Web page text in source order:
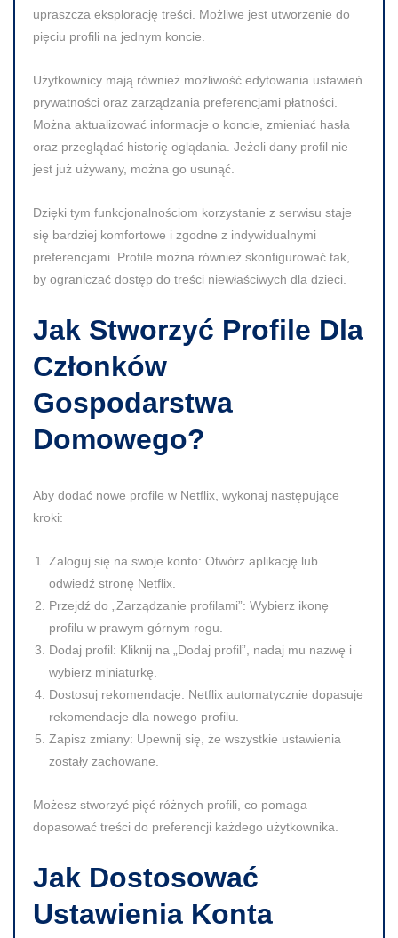
upraszcza eksplorację treści. Możliwe jest utworzenie do
pięciu profili na jednym koncie.
Użytkownicy mają również możliwość edytowania ustawień
prywatności oraz zarządzania preferencjami płatności.
Można aktualizować informacje o koncie, zmieniać hasła
oraz przeglądać historię oglądania. Jeżeli dany profil nie
jest już używany, można go usunąć.
Dzięki tym funkcjonalnościom korzystanie z serwisu staje
się bardziej komfortowe i zgodne z indywidualnymi
preferencjami. Profile można również skonfigurować tak,
by ograniczać dostęp do treści niewłaściwych dla dzieci.
Jak Stworzyć Profile Dla
Członków
Gospodarstwa
Domowego?
Aby dodać nowe profile w Netflix, wykonaj następujące
kroki:
Zaloguj się na swoje konto: Otwórz aplikację lub
odwiedź stronę Netflix.
Przejdź do „Zarządzanie profilami”: Wybierz ikonę
profilu w prawym górnym rogu.
Dodaj profil: Kliknij na „Dodaj profil”, nadaj mu nazwę i
wybierz miniaturkę.
Dostosuj rekomendacje: Netflix automatycznie dopasuje
rekomendacje dla nowego profilu.
Zapisz zmiany: Upewnij się, że wszystkie ustawienia
zostały zachowane.
Możesz stworzyć pięć różnych profili, co pomaga
dopasować treści do preferencji każdego użytkownika.
Jak Dostosować
Ustawienia Konta